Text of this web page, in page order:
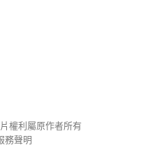
權利屬原作者所有
務聲明